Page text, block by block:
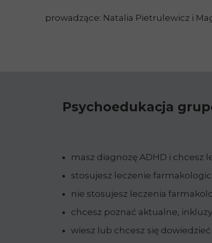
prowadzące: Natalia Pietrulewicz i
Psychoedukacja
masz diagnozę ADHD i chcesz
stosujesz leczenie
nie stosujesz leczenia
chcesz poznać aktualne,
wiesz lub chcesz się